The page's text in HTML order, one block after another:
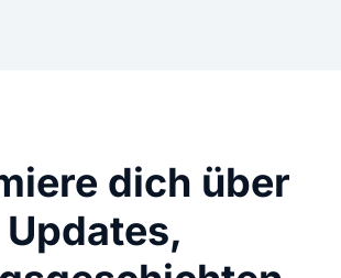
dich über
Updates,